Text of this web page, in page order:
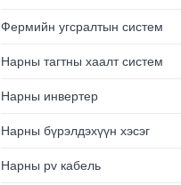
Фермийн угсралтын систем
Нарны тагтны хаалт систем
Нарны инвертер
Нарны бүрэлдэхүүн хэсэг
Нарны pv кабель